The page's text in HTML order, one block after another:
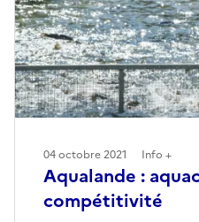
Aqualande :
compétitivité
04 octobre 2021 Info +